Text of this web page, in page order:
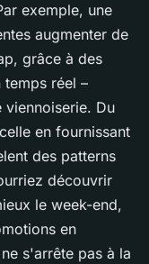
exemple, une
augmenter de
grâce à des
réel –
Du
en fournissant
des patterns
découvrir
le week-end,
en
ne s'arrête pas à la